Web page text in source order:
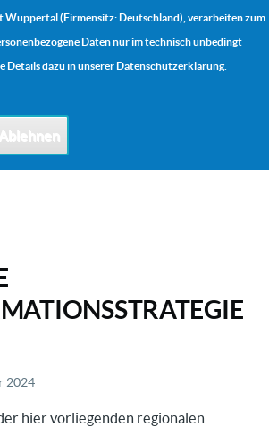
Wuppertal (Firmensitz: Deutschland), verarbeiten zum
Daten nur im technisch unbedingt
Details dazu in unserer Datenschutzerklärung.
Ablehnen
2024
hier vorliegenden regionalen